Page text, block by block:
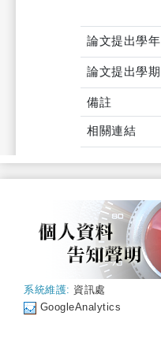
論文提出學年
論文提出學期
備註
相關連結
系統維護: 資訊處
GoogleAnalytics